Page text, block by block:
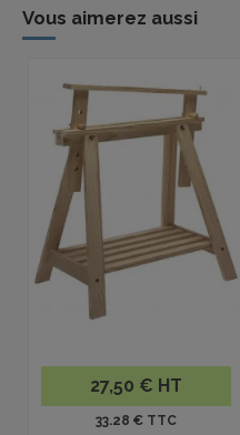
Vous aimerez aussi
27,50 € HT
33.28 € TTC